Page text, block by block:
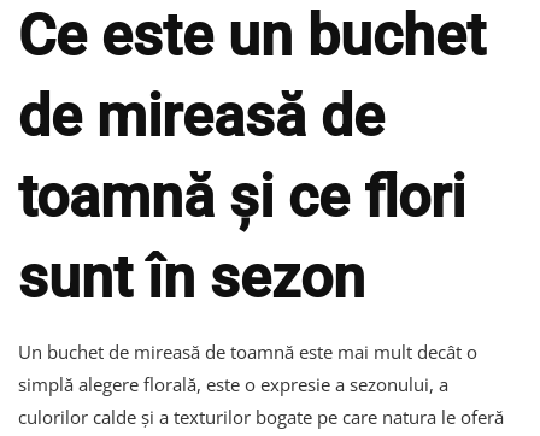
Ce este un buchet
de mireasă de
toamnă și ce flori
sunt în sezon
Un buchet de mireasă de toamnă este mai mult decât o
simplă alegere florală, este o expresie a sezonului, a
culorilor calde și a texturilor bogate pe care natura le oferă